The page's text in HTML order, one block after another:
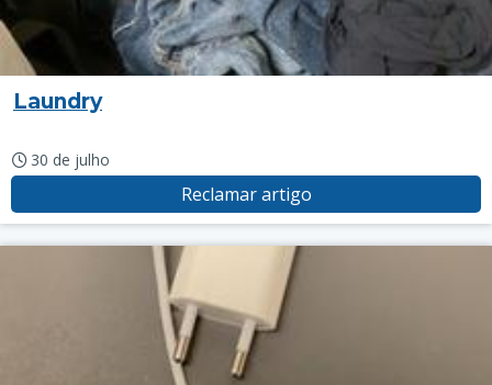
Laundry
30 de julho
Reclamar artigo